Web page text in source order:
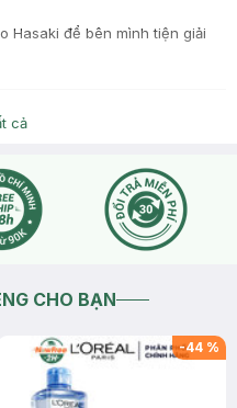
Hasaki để bên mình tiện giải
lại có 1 bịt vậy shop?
fanpage hasaki.vn để các
nhé
cả
CHO BẠN
-44 %